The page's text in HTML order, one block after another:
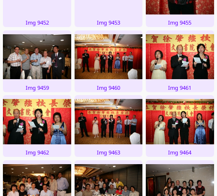
Img 9452 Img 9453 Img 9455
Img 9459 Img 9460 Img 9461
Img 9462 Img 9463 Img 9464